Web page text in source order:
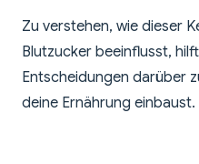
Zu verstehen, wie dieser
Blutzucker beeinflusst,
Entscheidungen darüber
deine Ernährung einbaust.